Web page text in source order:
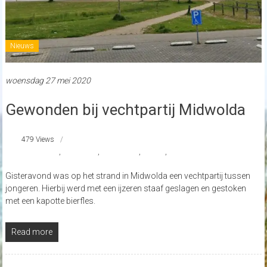
Nieuws
woensdag 27 mei 2020
Gewonden bij vechtpartij Midwolda
479 Views
, , , ,
Gisteravond was op het strand in Midwolda een vechtpartij tussen
jongeren. Hierbij werd met een ijzeren staaf geslagen en gestoken
met een kapotte bierfles.
Read more